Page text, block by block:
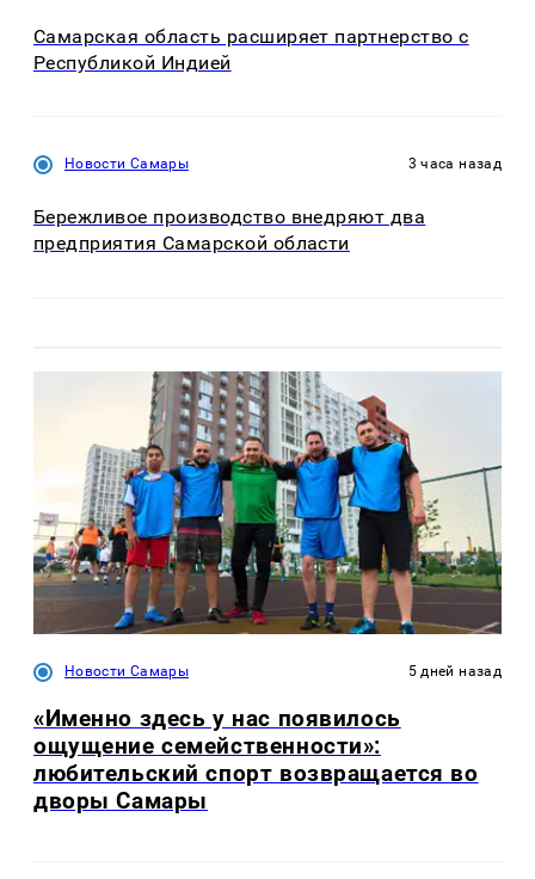
Самарская область расширяет партнерство с
Республикой Индией
Новости Самары 3 часа назад
Бережливое производство внедряют два
предприятия Самарской области
Новости Самары 5 дней назад
«Именно здесь у нас появилось
ощущение семейственности»:
любительский спорт возвращается во
дворы Самары